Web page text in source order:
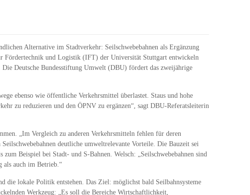
Alternative im Stadtverkehr: Seilschwebebahnen als Ergänzung
Fördertechnik und Logistik (IFT) der Universität Stuttgart entwickeln
Die Deutsche Bundesstiftung Umwelt (DBU) fördert das zweijährige
ebenso wie öffentliche Verkehrsmittel überlastet. Staus und hohe
zu reduzieren und den ÖPNV zu ergänzen“, sagt DBU-Referatsleiterin
„Im Vergleich zu anderen Verkehrsmitteln fehlen für deren
deutliche umweltrelevante Vorteile. Die Bauzeit sei
Beispiel bei Stadt- und S-Bahnen. Welsch: „Seilschwebebahnen sind
als auch im Betrieb.“
die lokale Politik entstehen. Das Ziel: möglichst bald Seilbahnsysteme
Werkzeug: „Es soll die Bereiche Wirtschaftlichkeit,